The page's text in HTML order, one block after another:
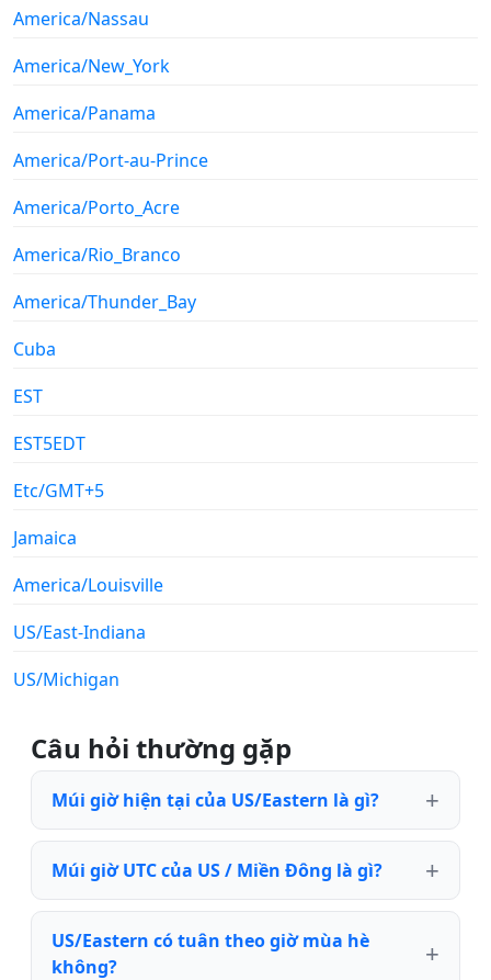
America/Nassau
America/New_York
America/Panama
America/Port-au-Prince
America/Porto_Acre
America/Rio_Branco
America/Thunder_Bay
Cuba
EST
EST5EDT
Etc/GMT+5
Jamaica
America/Louisville
US/East-Indiana
US/Michigan
Câu hỏi thường gặp
Múi giờ hiện tại của US/Eastern là gì?
Múi giờ UTC của US / Miền Đông là gì?
US/Eastern có tuân theo giờ mùa hè
không?